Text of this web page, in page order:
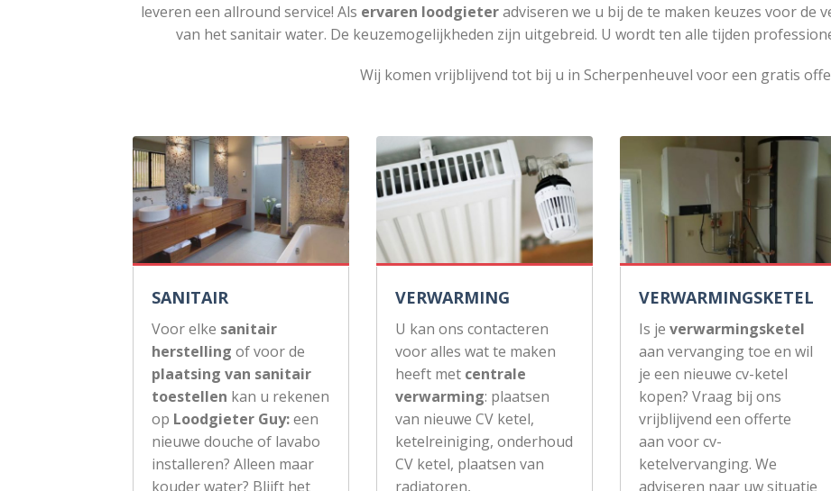
leveren een allround service! Als ervaren loodgieteradviseren we u bij de te maken keuzes voor de
van het sanitair water. De keuzemogelijkheden zijn uitgebreid. U wordt ten alle tijden
Wij komen vrijblijvend tot bij u in Scherpenheuvel voor een gratis
SANITAIR
Voor elke sanitair
herstelling of voor de
plaatsing van sanitair
toestellen kan u rekenen
op Loodgieter Guy:een
nieuwe douche of lavabo
installeren? Alleen maar
kouder water? Blijft het
VERWARMING
U kan ons contacteren
voor alles wat te maken
heeft met centrale
verwarming: plaatsen
van nieuwe CV ketel,
ketelreiniging, onderhoud
CV ketel, plaatsen van
radiatoren,
VERWARMINGSKETEL
Is je verwarmingsketel
aan vervanging toe en wil
je een nieuwe cv-ketel
kopen? Vraag bij ons
vrijblijvend een offerte
aan voor cv-
ketelvervanging. We
adviseren naar uw situatie